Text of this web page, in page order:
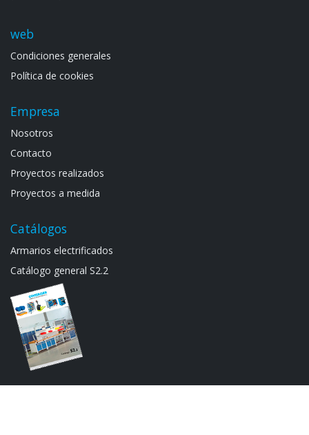
web
Condiciones generales
Política de cookies
Empresa
Noso​tros
Contacto
Proyectos realizados
Proyectos a medida
Catálogos
Armarios electrif​icad​os
Catálogo general S​2.2